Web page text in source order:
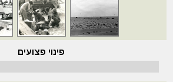
פינוי פצועים